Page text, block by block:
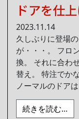
ドアを仕
2023.11.14
久しぶりに登場
が・・・。 フロ
換。 それに合わ
替え。 特注でか
ノーマルのドア
続きを読む…